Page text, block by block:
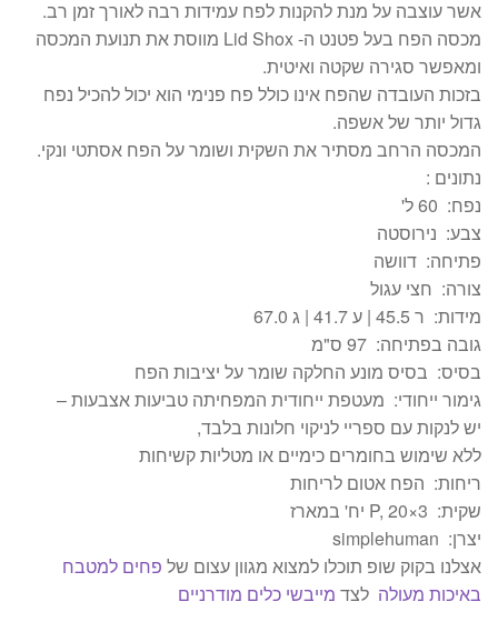
אשר עוצבה על מנת להקנות לפח עמידות רבה לאורך זמן רב.
מכסה הפח בעל פטנט ה- Lid Shox מווסת את תנועת המכסה
ומאפשר סגירה שקטה ואיטית.
בזכות העובדה שהפח אינו כולל פח פנימי הוא יכול להכיל נפח
גדול יותר של אשפה.
המכסה הרחב מסתיר את השקית ושומר על הפח אסתטי ונקי.
נתונים :
נפח: 60 ל'
צבע: נירוסטה
פתיחה: דוושה
צורה: חצי עגול
מידות: ר 45.5 | ע 41.7 | ג 67.0
גובה בפתיחה: 97 ס"מ
בסיס: בסיס מונע החלקה שומר על יציבות הפח
גימור ייחודי: מעטפת ייחודית המפחיתה טביעות אצבעות –
יש לנקות עם ספריי לניקוי חלונות בלבד,
ללא שימוש בחומרים כימיים או מטליות קשיחות
ריחות: הפח אטום לריחות
שקית: P, 20×3 יח' במארז
יצרן: simplehuman
אצלנו בקוק שופ תוכלו למצוא מגוון עצום של פחים למטבח
באיכות מעולה לצד מייבשי כלים מודרניים